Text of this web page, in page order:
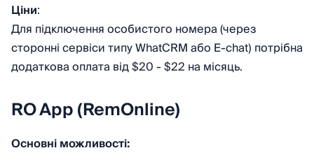
Ціни:
Для підключення особистого номера (через
сторонні сервіси типу WhatCRM або E-chat) потрібна
додаткова оплата від $20 - $22 на місяць.
RO App (RemOnline)
Основні можливості: